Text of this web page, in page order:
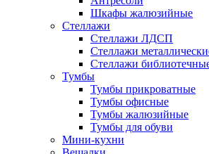
Шкафы жалюзийные
Стеллажи
Стеллажи ЛДСП
Стеллажи
Стеллажи
Тумбы
Тумбы прикроватные
Тумбы офисные
Тумбы жалюзийные
Тумбы для обуви
Мини-кухни